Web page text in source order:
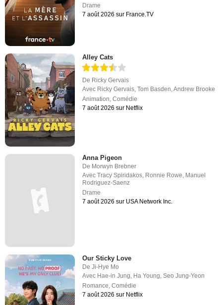
Drame
7 août 2026 sur France.TV
Alley Cats
De Ricky Gervais
Avec Ricky Gervais ,Tom Basden ,Andrew Brooke
Animation ,Comédie
7 août 2026 sur Netflix
Anna Pigeon
De Morwyn Brebner
AvecTracy Spiridakos, Ronnie Rowe, Manuel
Rodriguez-Saenz
Drame
7 août 2026 sur USA Network Inc.
Our Sticky Love
DeJi-Hye Mo
Avec Hae-in Jung, Ha Young,Seo Jung-Yeon
Romance,Comédie
7 août 2026 sur Netflix